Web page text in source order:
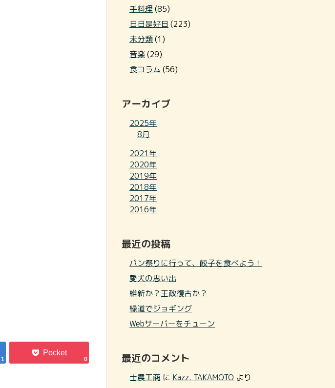
1 0
手料理 (85)
日日是好日 (223)
未分類(1)
音楽(29)
食コラム (56)
アーカイブ
2025年
8月
2021年
2020年
2019年
2018年
2017年
2016年
最近の投稿
パン祭りに行って、餃子を食べよう！
愛犬の思い出
維新か？王政復古か？
緑道でジョギング
Webサーバーをチューン
最近のコメント
士農工商 に Kazz. TAKAMOTO より